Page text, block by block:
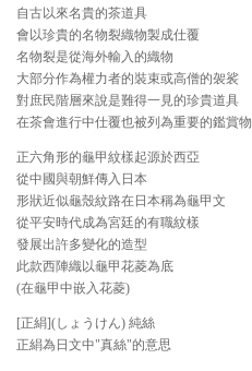
自古以來名貴的茶道具
會以珍貴的名物裂織物製成仕覆
名物裂是從海外輸入的織物
大部分作為權力者的裝束或高僧的袈裟
對庶民階層來說是難得一見的珍貴道具
在茶會進行中仕覆也被列為重要的鑑賞物
正六角形的龜甲紋樣起源於西亞
從中國與朝鮮傳入日本
形狀近似龜殼紋路在日本稱為龜甲文
從平安時代成為宮廷的有職紋樣
發展出許多變化的造型
此款西陣織以龜甲花菱為底
(在龜甲中嵌入花菱)
[正絹](しょうけん) 純絲
正絹為日文中"真絲"的意思